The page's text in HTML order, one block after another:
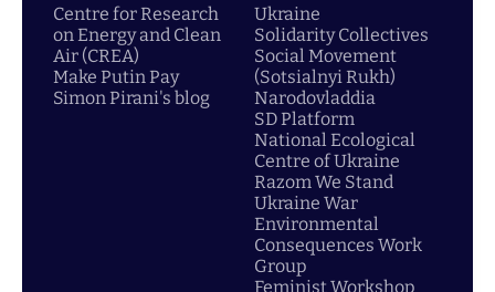
Centre for Research
on Energy and Clean
Air (CREA)
Make Putin Pay
Simon Pirani's blog
Ukraine
Solidarity Collectives
Social Movement
(Sotsialnyi Rukh)
Narodovladdia
SD Platform
National Ecological
Centre of Ukraine
Razom We Stand
Ukraine War
Environmental
Consequences Work
Group
Feminist Workshop